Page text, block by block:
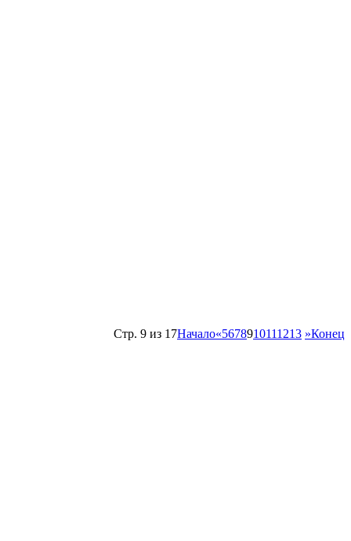
Стр. 9 из 17Начало«5678910111213 »Конец